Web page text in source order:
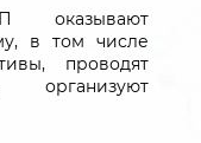
оказывают
в том числе
проводят
организуют